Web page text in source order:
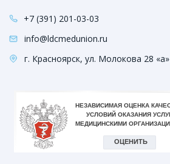
+7 (391) 201-03-03
info@ldcmedunion.ru
г. Красноярск, ул. Молокова 28 «а»